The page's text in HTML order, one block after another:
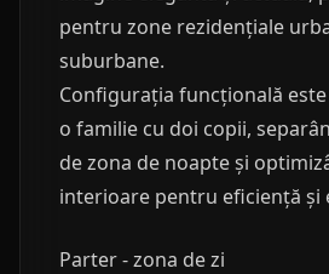
pentru zone rezidențiale
suburbane.
Configurația funcțională
o familie cu doi copii,
de zona de noapte și
interioare pentru eficiență și
Parter - zona de zi